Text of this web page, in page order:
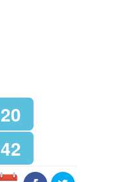
20
42